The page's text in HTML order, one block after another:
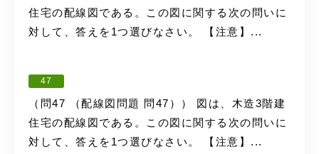
住宅の配線図である。この図に関する次の問いに
対して、答えを1つ選びなさい。 【注意】...
47
（問47 （配線図問題 問47）） 図は、木造3階建
住宅の配線図である。この図に関する次の問いに
対して、答えを1つ選びなさい。 【注意】...